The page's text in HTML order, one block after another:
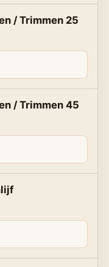
/ Trimmen 25
/ Trimmen 45